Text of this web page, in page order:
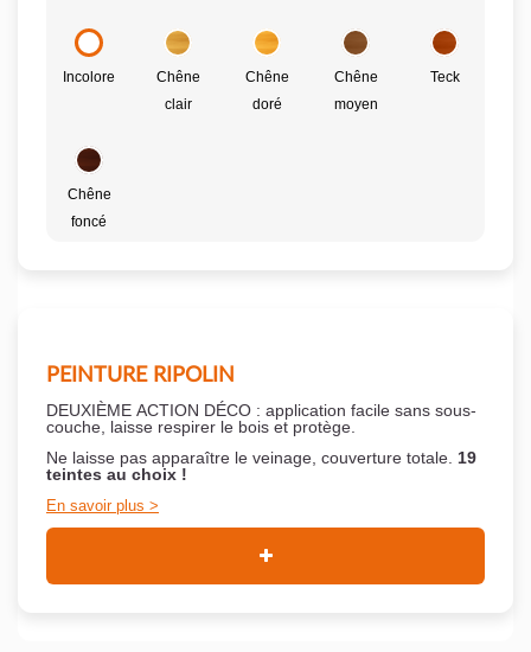
Incolore
Chêne
clair
Chêne
doré
Chêne
moyen
Teck
Chêne
foncé
PEINTURE RIPOLIN
DEUXIÈME ACTION DÉCO : application facile sans sous-
couche, laisse respirer le bois et protège.
Ne laisse pas apparaître le veinage, couverture totale. 19
teintes au choix !
En savoir plus